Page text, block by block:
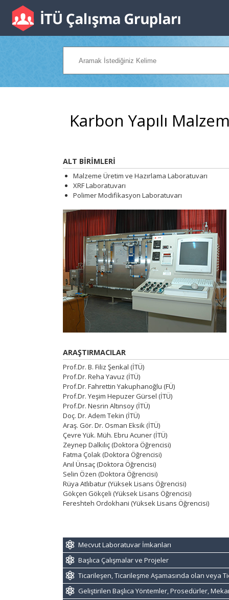
Karbon Yapılı
ALT BİRİMLERİ
Malzeme Üretim ve Hazırlama Laboratuvarı
XRF Laboratuvarı
Polimer Modifikasyon Laboratuvarı
ARAŞTIRMACILAR
Prof.Dr. B. Filiz Şenkal (İTÜ)
Prof.Dr. Reha Yavuz (İTÜ)
Prof.Dr. Fahrettin Yakuphanoğlu (FÜ)
Prof.Dr. Yeşim Hepuzer Gürsel (İTÜ)
Prof.Dr. Nesrin Altınsoy (İTÜ)
Doç. Dr. Adem Tekin (İTÜ)
Araş. Gör. Dr. Osman Eksik (İTÜ)
Çevre Yük. Müh. Ebru Acuner (İTÜ)
Zeynep Dalkılıç (Doktora Öğrencisi)
Fatma Çolak (Doktora Öğrencisi)
Anıl Ünsaç (Doktora Öğrencisi)
Selin Özen (Doktora Öğrencisi)
Rüya Atlıbatur (Yüksek Lisans Öğrencisi)
Gökçen Gökçeli (Yüksek Lisans Öğrencisi)
Fereshteh Ordokhani (Yüksek Lisans Öğrencisi)
Mecvut Laboratuvar İmkanları
Başlıca Çalışmalar ve Projeler
Ticarileşen, Ticarileşme Aşamasında olan veya
Geliştirilen Başlıca Yöntemler, Prosedürler,